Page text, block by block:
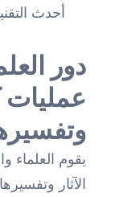
أحدث
دور
عمليات
يقوم العلماء
الآثار